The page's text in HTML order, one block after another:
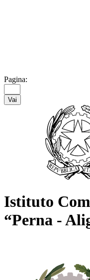
Pagina:
Vai
Istituto
“Perna -